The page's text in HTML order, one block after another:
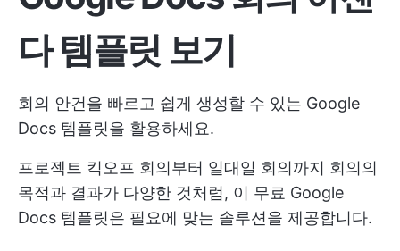
다 템플릿 보기
회의 안건을 빠르고 쉽게 생성할 수 있는 Google
Docs 템플릿을 활용하세요.
프로젝트 킥오프 회의부터 일대일 회의까지 회의의
목적과 결과가 다양한 것처럼, 이 무료 Google
Docs 템플릿은 필요에 맞는 솔루션을 제공합니다.